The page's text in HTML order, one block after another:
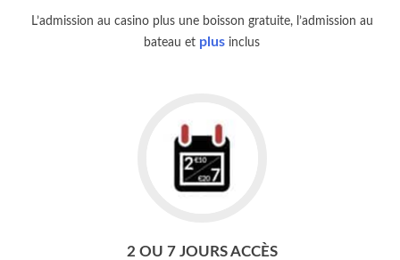
L’admission au casino plus une boisson gratuite, l’admission au
bateau et plus inclus
2 OU 7 JOURS ACCÈS